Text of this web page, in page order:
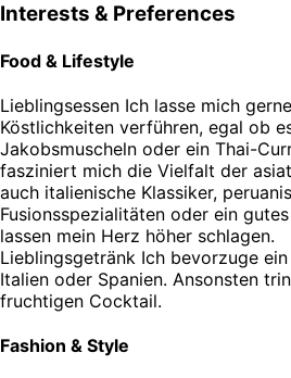
Interests & Preferences
Food & Lifestyle
Lieblingsessen Ich lasse mich
Köstlichkeiten verführen, egal ob
Jakobsmuscheln oder ein Thai-
fasziniert mich die Vielfalt der
auch italienische Klassiker,
Fusionsspezialitäten oder ein
lassen mein Herz höher schlagen.
Lieblingsgetränk Ich bevorzuge
Italien oder Spanien. Ansonsten
fruchtigen Cocktail.
Fashion & Style